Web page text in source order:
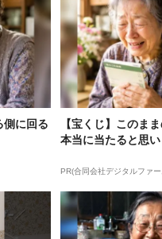
側に回る
【宝くじ】このま
本当に当たると思
PR(合同会社デジタルファ